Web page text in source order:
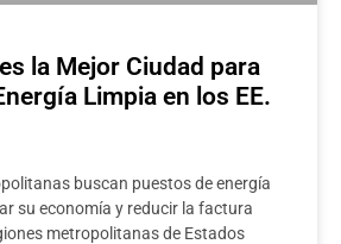
la Mejor Ciudad para
Limpia en los EE.
buscan puestos de energía
su economía y reducir la factura
metropolitanas de Estados